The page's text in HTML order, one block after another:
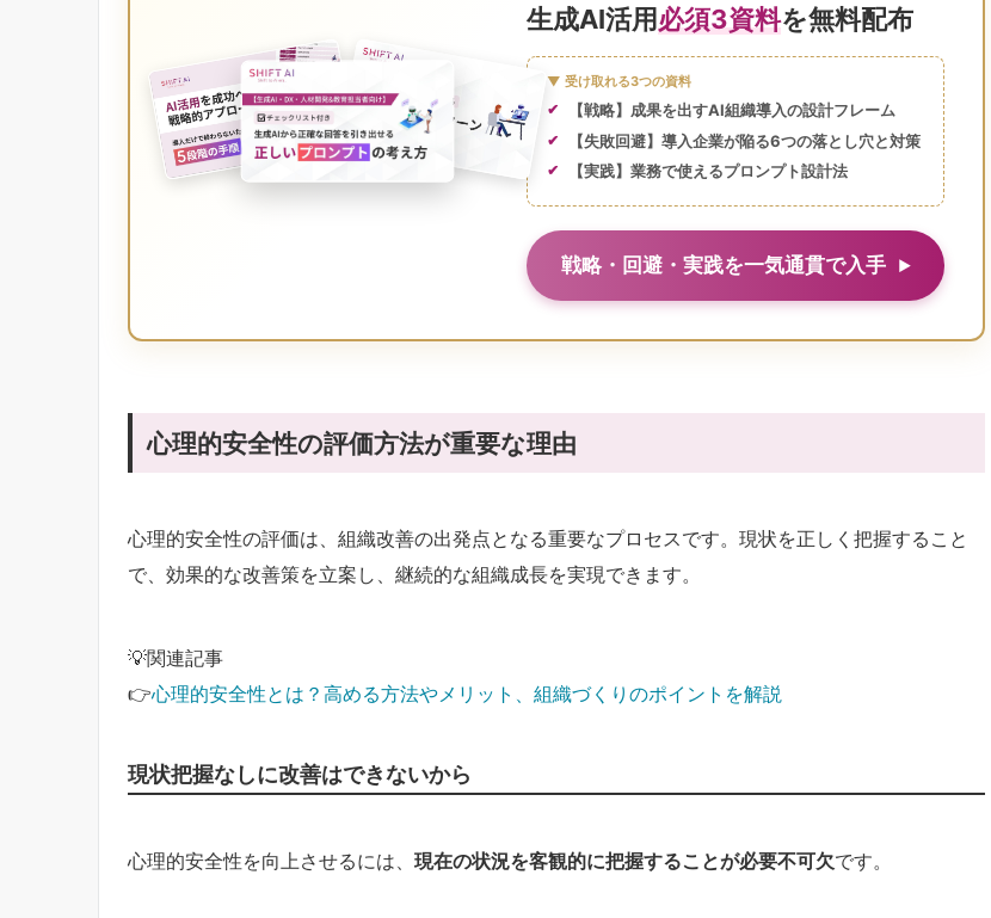
生成AI活用必須3資料を無料配布
▼ 受け取れる3つの資料
【戦略】成果を出すAI組織導入の設計フレーム
【失敗回避】導入企業が陥る6つの落とし穴と対策
【実践】業務で使えるプロンプト設計法
戦略・回避・実践を一気通貫で入手
心理的安全性の評価方法が重要な理由
心理的安全性の評価は、組織改善の出発点となる重要なプロセスです。現状を正しく把握すること
で、効果的な改善策を立案し、継続的な組織成長を実現できます。
💡関連記事
👉心理的安全性とは？高める方法やメリット、組織づくりのポイントを解説
現状把握なしに改善はできないから
心理的安全性を向上させるには、 現在の状況を客観的に把握することが必要不可欠です。